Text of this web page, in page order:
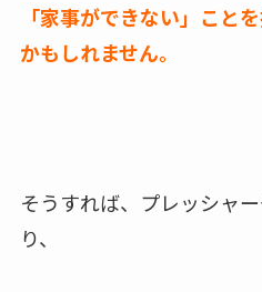
「家事ができない」こと
かもしれません。
そうすれば、プレッシャ
り、